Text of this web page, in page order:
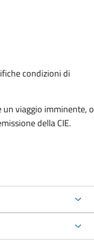
condizioni di
viaggio imminente, o
della CIE.